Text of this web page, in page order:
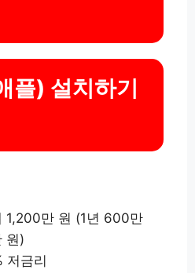
플) 설치하기
1,200만 원 (1년 600만
원)
저금리